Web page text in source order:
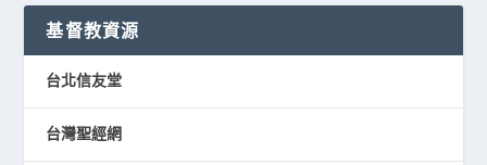
基督教資源
台北信友堂
台灣聖經網